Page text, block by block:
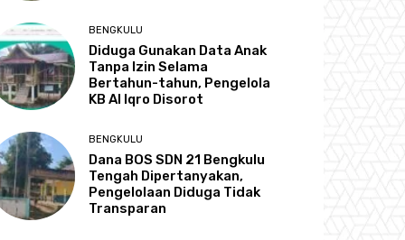
BENGKULU
Diduga Gunakan Data Anak
Tanpa Izin Selama
Bertahun-tahun, Pengelola
KB Al Iqro Disorot
BENGKULU
Dana BOS SDN 21 Bengkulu
Tengah Dipertanyakan,
Pengelolaan Diduga Tidak
Transparan